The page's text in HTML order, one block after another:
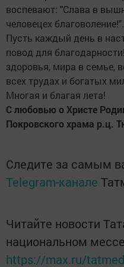
воспевают: "Слава в
человецех благоволение!".
Пусть каждый день в
повод для
здоровья, мира в семье,
всех трудах и богатых
Многая и благая лета!
С любовью о Христе
Покровского храма р.ц.
Следите за самым
Telegram-канале
Читайте новости
национальном
https://max.ru/